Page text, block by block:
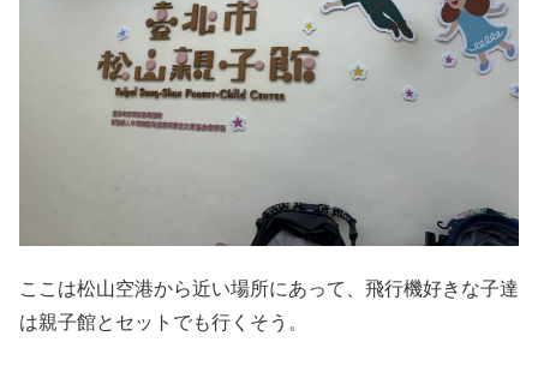
ここは松山空港から近い場所にあって、飛行機好きな子達
は親子館とセットでも行くそう。